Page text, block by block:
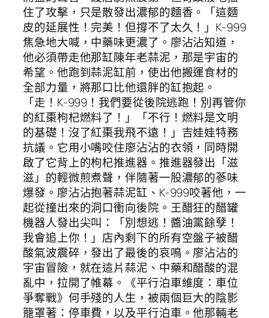
住了攻擊，只是散發出濃郁的麵香。「這麵
皮的延展性！完美！但撐不了太久！」K-999
焦急地大喊，中藥味更濃了。廖沾沾知道，
他必須帶走他那缸陳年老蒜泥，那是宇宙的
希望。他跑到蒜泥缸前，使出他搬運食材的
全部力量，將那口比他還胖的缸抱起。
「走！K-999！我們要從後院逃跑！別再管你
的紅棗枸杞燃料了！」「不行！燃料是文明
的基礎！沒了紅棗我飛不遠！」吉娃娃特務
抗議。它用小嘴咬住廖沾沾的衣領，同時開
啟了它背上的枸杞推進器。推進器發出「滋
滋」的輕微煎煮聲，伴隨著一股濃郁的蔘味
爆發。廖沾沾抱著蒜泥缸、K-999咬著他，一
起從撞出來的洞口衝向後院。王醋狂的醋罐
機器人發出尖叫：「別想逃！醬油黨餘孽！
我會追上你！」店內剩下的所有空盤子被醋
酸氣波震碎，發出了最後的哀鳴。廖沾沾的
宇宙冒險，就在這片蒜泥、中藥和醋酸的混
亂中，拉開了帷幕。《平行泊車維度：車位
爭奪戰》何手殘的人生，被兩個巨大的陰影
籠罩著：停車費，以及平行泊車。他那輛老